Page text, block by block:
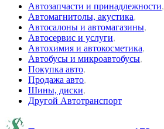
Автозапчасти и принадлежности,
Автомагнитолы, акустика,
Автосалоны и автомагазины,
Автосервис и услуги,
Автохимия и автокосметика,
Автобусы и микроавтобусы,
Покупка авто,
Продажа авто,
Шины, диски,
Другой Автотранспорт